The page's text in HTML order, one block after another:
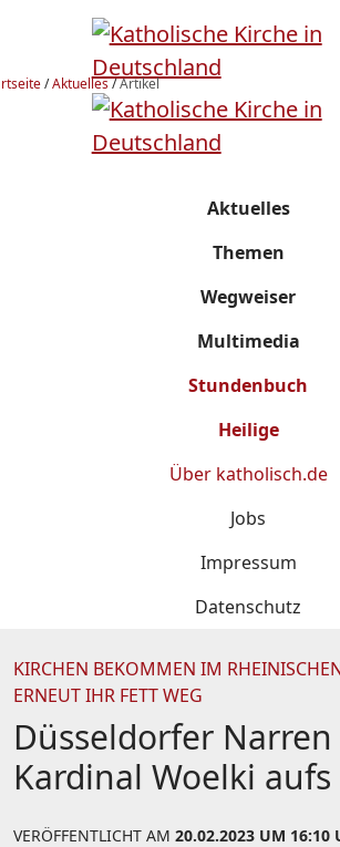
/Aktuelles/Artikel
Aktuelles
Themen
Wegweiser
Multimedia
Stundenbuch
Heilige
Über katholisch.de
Jobs
Impressum
Datenschutz
KIRCHEN BEKOMMEN IM
ERNEUT IHR FETT WEG
Düsseldorfer
Kardinal Woelki aufs
VERÖFFENTLICHT AM 20.02.2023 UM 16:10